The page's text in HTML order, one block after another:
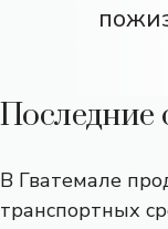
Последние
В Гватемале
транспортных